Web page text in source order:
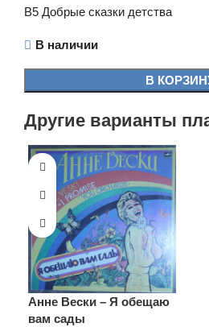
B5 Добрые сказки детства
В наличии
В
Другие варианты
Анне Вески – Я обещаю
вам сады